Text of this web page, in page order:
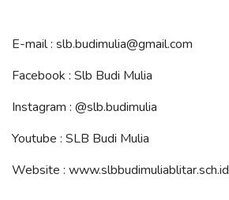
E-mail : slb.budimulia@gmail.com
Facebook : Slb Budi Mulia
Instagram : @slb.budimulia
Youtube : SLB Budi Mulia
Website : www.slbbudimuliablitar.sch.id